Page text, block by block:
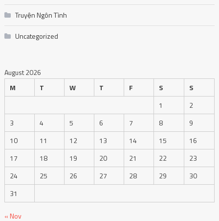
Truyện Ngôn Tình
Uncategorized
August 2026
M
T W T F S
S
1
2
3
4 5 6 7 8
9
10
11 12 13 14 15
16
17
18 19 20 21 22
23
24
25 26 27 28 29
30
31
« Nov